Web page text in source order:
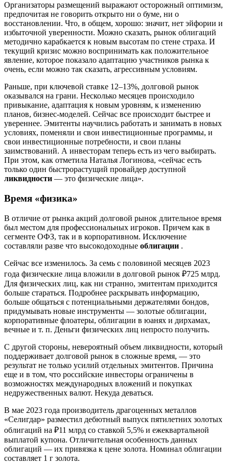
Организаторы размещений выражают осторожный оптимизм,
предпочитая не говорить открыто ни о буме, ни о
восстановлении. Что, в общем, хорошо: значит, нет эйфории и
избыточной уверенности. Можно сказать, рынок облигаций
методично карабкается к новым высотам по стене страха. И
текущий кризис можно воспринимать как положительное
явление, которое показало адаптацию участников рынка к
очень, если можно так сказать, агрессивным условиям.
Раньше, при ключевой ставке 12–13%, долговой рынок
оказывался на грани. Несколько месяцев происходило
привыкание, адаптация к новым уровням, к изменению
планов, бизнес-моделей. Сейчас все происходит быстрее и
увереннее. Эмитенты научились работать и занимать в новых
условиях, поменяли и свои инвестиционные программы, и
свои инвестиционные потребности, и свои планы
заимствований. А инвесторам теперь есть из чего выбирать.
При этом, как отметила Наталья Логинова, «сейчас есть
только один быстрорастущий провайдер доступной
ликвидности — это физические лица».
Время «физика»
В отличие от рынка акций долговой рынок длительное время
был местом для профессиональных игроков. Причем как в
сегменте ОФЗ, так и в корпоративном. Исключение
составляли разве что высокодоходные облигации .
Сейчас все изменилось. За семь с половиной месяцев 2023
года физические лица вложили в долговой рынок ₽725 млрд.
Для физических лиц, как ни странно, эмитентам приходится
больше стараться. Подробнее раскрывать информацию,
больше общаться с потенциальными держателями бондов,
придумывать новые инструменты — золотые облигации,
корпоративные флоатеры, облигации в юанях и дирхамах,
вечные и т. п. Деньги физических лиц непросто получить.
С другой стороны, невероятный объем ликвидности, который
поддерживает долговой рынок в сложные время, — это
результат не только усилий отдельных эмитентов. Причина
еще и в том, что российские инвесторы ограничены в
возможностях международных вложений и покупках
недружественных валют. Некуда деваться.
В мае 2023 года производитель драгоценных металлов
«Селигдар» разместил дебютный выпуск пятилетних золотых
облигаций на ₽11 млрд со ставкой 5,5% и ежеквартальной
выплатой купона. Отличительная особенность данных
облигаций — их привязка к цене золота. Номинал облигации
составляет 1 г золота.